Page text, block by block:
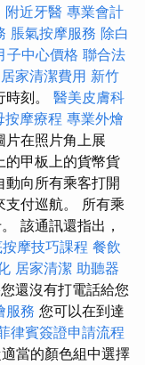
附近牙醫 專業會計
脹氣按摩服務 除白
子中心價格 聯合法
居家清潔費用 新竹
刻。 醫美皮膚科
按摩療程 專業外燴
片在照片角上展
的甲板上的貨幣貨
向所有乘客打開
支付巡航。 所有乘
該通訊還指出，
摩技巧課程 餐飲
居家清潔 助聽器
還沒有打電話給您
服務 您可以在到達
律賓簽證申請流程
當的顏色組中選擇